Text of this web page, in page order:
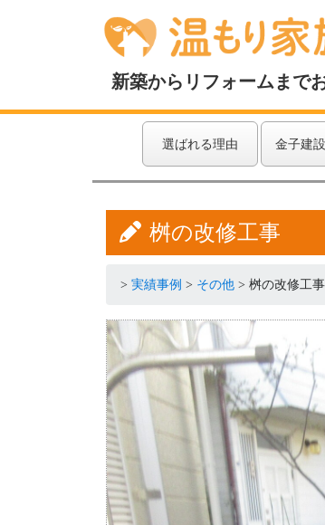
新築からリフォームまで
選ばれる理由 金子建
桝の改修工事
> 実績事例 > その他 > 桝の改修工事